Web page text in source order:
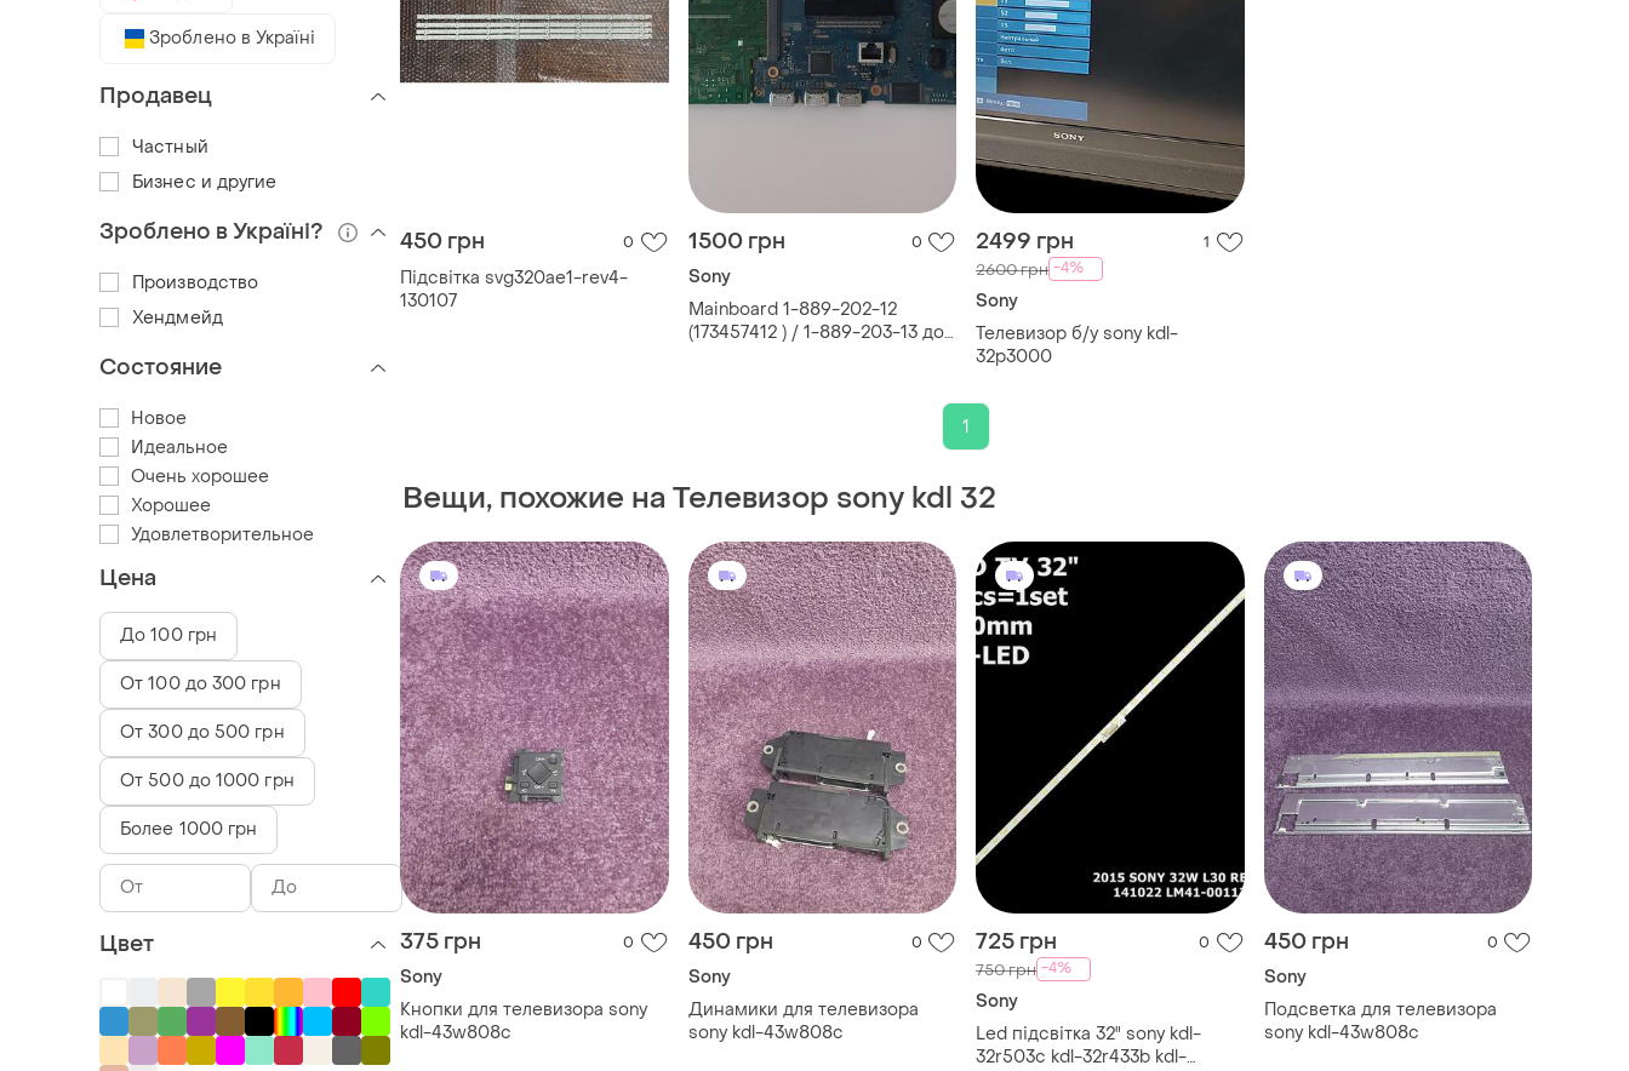
450 грн 0
Підсвітка svg320ae1-rev4-
130107
1500 грн 0
Sony
Mainboard 1-889-202-12
(173457412 ) / 1-889-203-13 до
2499 грн 1
2600 грн -4%
Sony
Телевизор б/у sony kdl-
32p3000
1
Вещи, похожие на Телевизор sony kdl 32
375 грн 0
Sony
Кнопки для телевизора sony
kdl-43w808c
450 грн 0
Sony
Динамики для телевизора
sony kdl-43w808c
725 грн 0
750 грн -4%
Sony
Led підсвітка 32" sony kdl-
32r503c kdl-32r433b kdl-
450 грн 0
Sony
Подсветка для телевизора
sony kdl-43w808c
Зроблено в Україні
Продавец
Частный
Бизнес и другие
Зроблено в Україні?
Производство
Хендмейд
Состояние
Новое
Идеальное
Очень хорошее
Хорошее
Удовлетворительное
Цена
До 100 грн
От 100 до 300 грн
От 300 до 500 грн
От 500 до 1000 грн
Более 1000 грн
Цвет